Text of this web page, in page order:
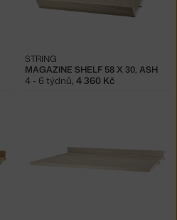
MAGAZINE SHELF 58 X 30, ASH
STRING
4 - 6 týdnů, 4 360 Kč